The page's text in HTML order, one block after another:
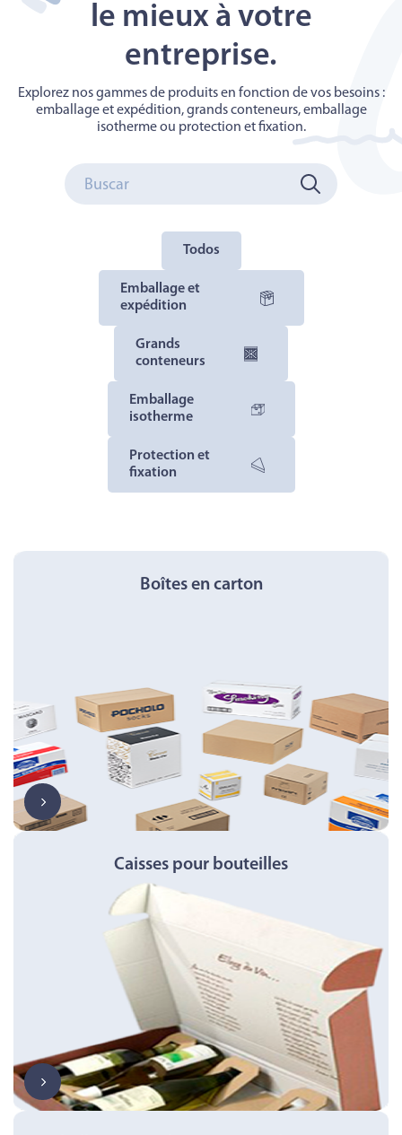
le mieux à votre
entreprise.
Explorez nos gammes de produits en fonction de vos besoins :
emballage et expédition, grands conteneurs, emballage
isotherme ou protection et fixation.
Todos
Emballage et
expédition
Protection et
fixation
Grands
conteneurs
Emballage
isotherme
Boîtes en carton
Caisses pour bouteilles